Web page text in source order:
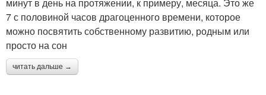
минут в день на протяжении, к примеру, месяца. Это же
7 с половиной часов драгоценного времени, которое
можно посвятить собственному развитию, родным или
просто на сон
читать дальше →